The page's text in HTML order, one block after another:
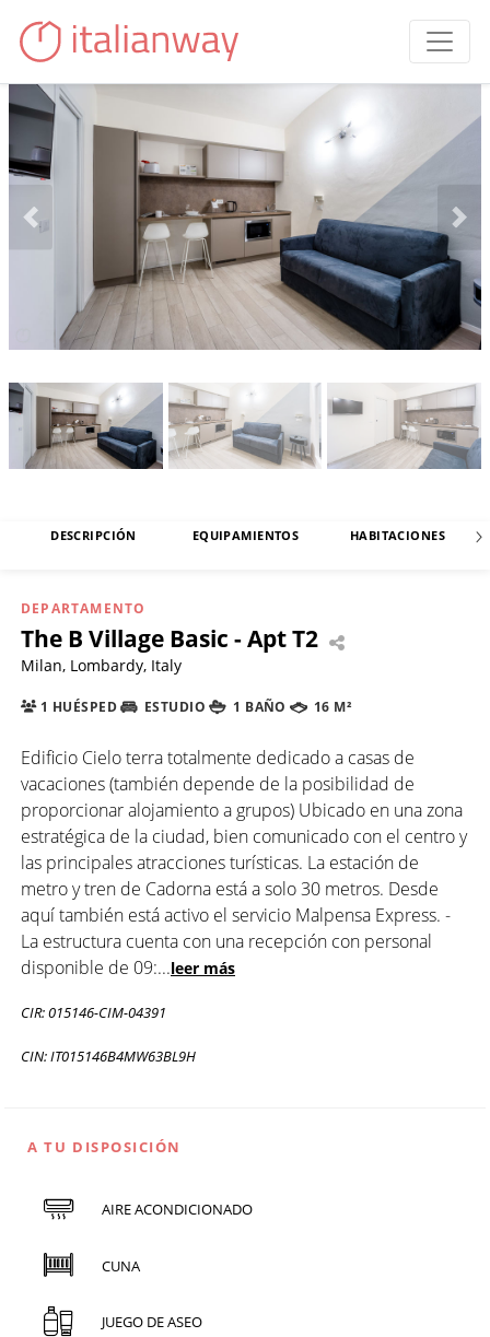
DESCRIPCIÓN EQUIPAMIENTOS HABITACIONES
DEPARTAMENTO
The B Village Basic - Apt T2
Milan, Lombardy, Italy
1 HUÉSPED ESTUDIO 1 BAÑO 16 M²
Edificio Cielo terra totalmente dedicado a casas de
vacaciones (también depende de la posibilidad de
proporcionar alojamiento a grupos) Ubicado en una zona
estratégica de la ciudad, bien comunicado con el centro y
las principales atracciones turísticas. La estación de
metro y tren de Cadorna está a solo 30 metros. Desde
aquí también está activo el servicio Malpensa Express. -
La estructura cuenta con una recepción con personal
disponible de 09:...leer más
CIR: 015146-CIM-04391
CIN: IT015146B4MW63BL9H
A TU DISPOSICIÓN
AIRE ACONDICIONADO
CUNA
JUEGO DE ASEO